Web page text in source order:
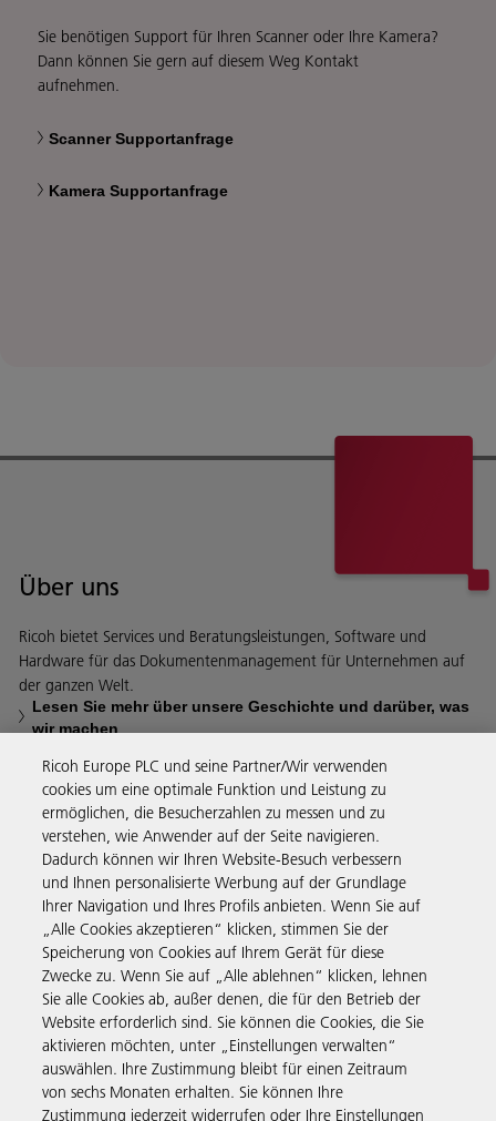
Sie benötigen Support für Ihren Scanner oder Ihre Kamera?
Dann können Sie gern auf diesem Weg Kontakt
aufnehmen.
Scanner Supportanfrage
Kamera Supportanfrage
Über uns
Ricoh bietet Services und Beratungsleistungen, Software und
Hardware für das Dokumentenmanagement für Unternehmen auf
der ganzen Welt.
Lesen Sie mehr über unsere Geschichte und darüber, was
wir machen
Business Solutions
Produkte & Services
Support & Kontakt
Weiterführende Informationen
Ricoh Europe PLC und seine Partner/Wir verwenden
cookies um eine optimale Funktion und Leistung zu
ermöglichen, die Besucherzahlen zu messen und zu
verstehen, wie Anwender auf der Seite navigieren.
Dadurch können wir Ihren Website-Besuch verbessern
und Ihnen personalisierte Werbung auf der Grundlage
Ihrer Navigation und Ihres Profils anbieten. Wenn Sie auf
„Alle Cookies akzeptieren“ klicken, stimmen Sie der
Speicherung von Cookies auf Ihrem Gerät für diese
Zwecke zu. Wenn Sie auf „Alle ablehnen“ klicken, lehnen
Sie alle Cookies ab, außer denen, die für den Betrieb der
Website erforderlich sind. Sie können die Cookies, die Sie
aktivieren möchten, unter „Einstellungen verwalten“
auswählen. Ihre Zustimmung bleibt für einen Zeitraum
von sechs Monaten erhalten. Sie können Ihre
Zustimmung jederzeit widerrufen oder Ihre Einstellungen